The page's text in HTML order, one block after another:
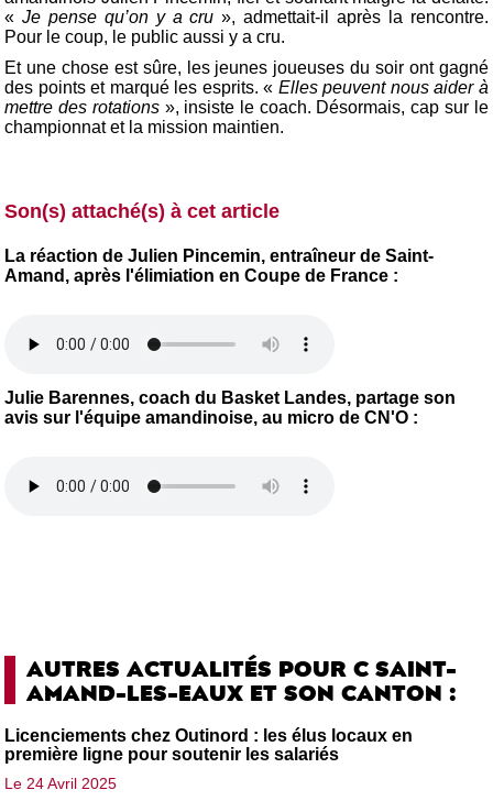
«Je pense qu’on y a cru », admettait-il après la rencontre.
Pour le coup, le public aussi y a cru.
Et une chose est sûre, les jeunes joueuses du soir ont gagné
des points et marqué les esprits. « Elles peuvent nous aider à
mettre des rotations», insiste le coach. Désormais, cap sur le
championnat et la mission maintien.
Son(s) attaché(s) à cet article
La réaction de Julien Pincemin, entraîneur de Saint-
Amand, après l'élimiation en Coupe de France :
Julie Barennes, coach du Basket Landes, partage son
avis sur l'équipe amandinoise, au micro de CN'O :
AUTRES ACTUALITÉS POUR C SAINT-
AMAND-LES-EAUX ET SON CANTON :
Licenciements chez Outinord : les élus locaux en
première ligne pour soutenir les salariés
Le 24 Avril 2025